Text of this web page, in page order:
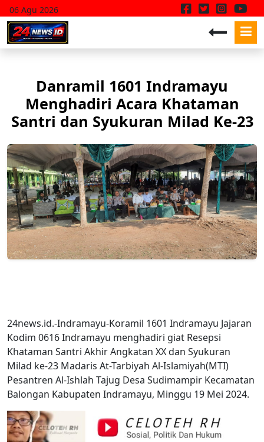
06 Agu 2026
Danramil 1601 Indramayu
Menghadiri Acara Khataman
Santri dan Syukuran Milad Ke-23
24news.id.-Indramayu-Koramil 1601 Indramayu Jajaran
Kodim 0616 Indramayu menghadiri giat Resepsi
Khataman Santri Akhir Angkatan XX dan Syukuran
Milad ke-23 Madaris At-Tarbiyah Al-Islamiyah(MTI)
Pesantren Al-Ishlah Tajug Desa Sudimampir Kecamatan
Balongan Kabupaten Indramayu, Minggu 19 Mei 2024.